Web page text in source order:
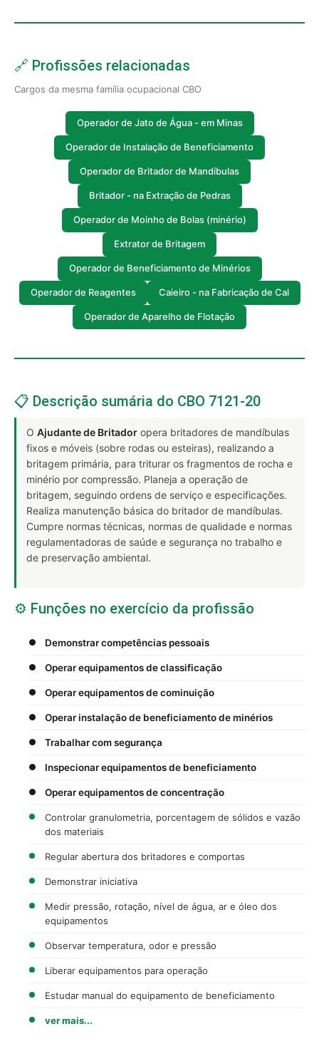
🔗 Profissões relacionadas
Cargos da mesma família ocupacional CBO
Operador de Jato de Água - em Minas
Operador de Instalação de Beneficiamento
Operador de Britador de Mandíbulas
Britador - na Extração de Pedras
Operador de Moinho de Bolas (minério)
Extrator de Britagem
Operador de Beneficiamento de Minérios
Operador de Reagentes Caieiro - na Fabricação de Cal
Operador de Aparelho de Flotação
📋 Descrição sumária do CBO 7121-20
O Ajudante de Britador opera britadores de mandíbulas
fixos e móveis (sobre rodas ou esteiras), realizando a
britagem primária, para triturar os fragmentos de rocha e
minério por compressão. Planeja a operação de
britagem, seguindo ordens de serviço e especificações.
Realiza manutenção básica do britador de mandíbulas.
Cumpre normas técnicas, normas de qualidade e normas
regulamentadoras de saúde e segurança no trabalho e
de preservação ambiental.
⚙️ Funções no exercício da profissão
Demonstrar competências pessoais
Operar equipamentos de classificação
Operar equipamentos de cominuição
Operar instalação de beneficiamento de minérios
Trabalhar com segurança
Inspecionar equipamentos de beneficiamento
Operar equipamentos de concentração
Controlar granulometria, porcentagem de sólidos e vazão
dos materiais
Regular abertura dos britadores e comportas
Demonstrar iniciativa
Medir pressão, rotação, nível de água, ar e óleo dos
equipamentos
Observar temperatura, odor e pressão
Liberar equipamentos para operação
Estudar manual do equipamento de beneficiamento
ver mais...